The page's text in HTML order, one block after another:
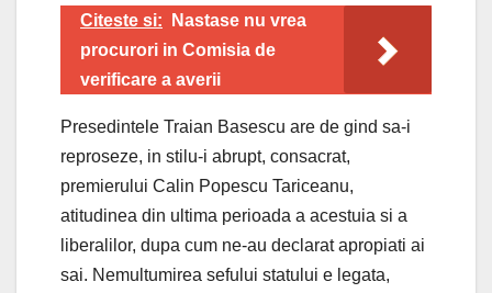
Citeste si:
Nastase nu vrea
procurori in Comisia de
verificare a averii
Presedintele Traian Basescu are de gind sa-i
reproseze, in stilu-i abrupt, consacrat,
premierului Calin Popescu Tariceanu,
atitudinea din ultima perioada a acestuia si a
liberalilor, dupa cum ne-au declarat apropiati ai
sai. Nemultumirea sefului statului e legata,